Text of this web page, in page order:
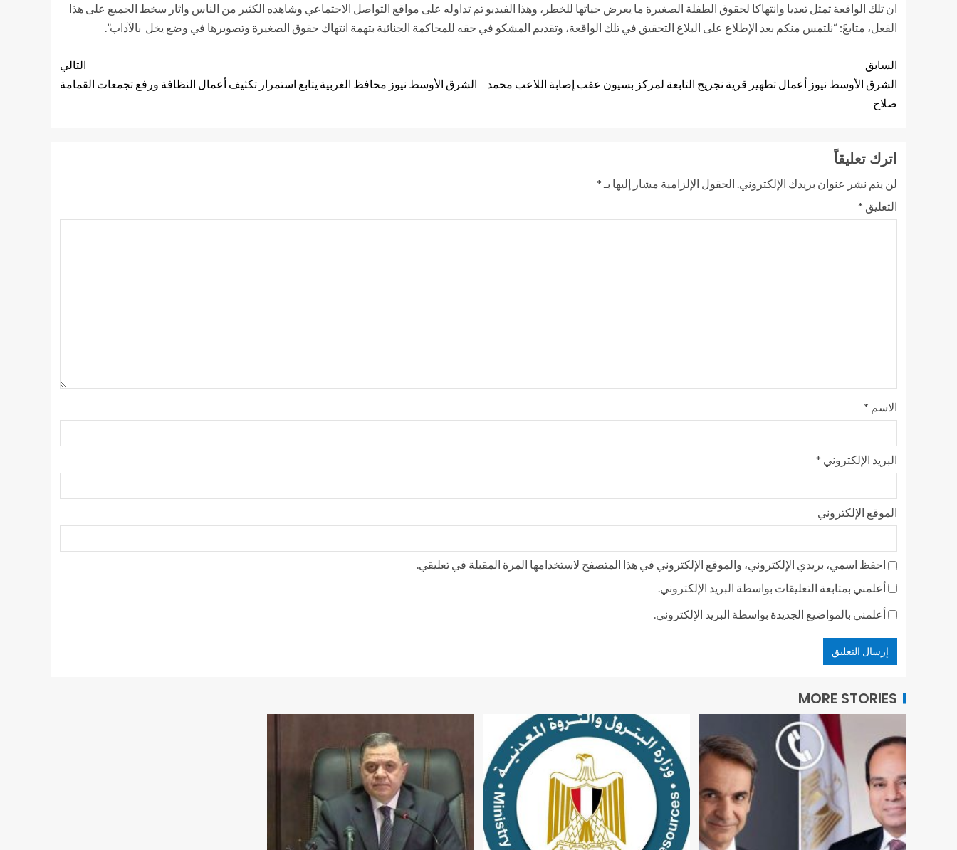
ان تلك الواقعة تمثل تعديا وانتهاكا لحقوق الطفلة الصغيرة ما يعرض حياتها للخطر، وهذا الفيديو تم تداوله على مواقع التواصل الاجتماعي وشاهده الكثير من الناس واثار سخط الجميع على هذا
الفعل، متابعً: “نلتمس منكم بعد الإطلاع على البلاغ التحقيق في تلك الواقعة، وتقديم المشكو في حقه للمحاكمة الجنائية بتهمة انتهاك حقوق الصغيرة وتصويرها في وضع يخل بالآداب”.
السابق
الشرق الأوسط نيوز أعمال تطهير قرية نجريج التابعة لمركز بسيون عقب إصابة اللاعب محمد
صلاح
التالي
الشرق الأوسط نيوز محافظ الغربية يتابع استمرار تكثيف أعمال النظافة ورفع تجمعات القمامة
اترك تعليقاً
لن يتم نشر عنوان بريدك الإلكتروني. الحقول الإلزامية مشار إليها بـ *
التعليق *
الاسم *
البريد الإلكتروني *
الموقع الإلكتروني
احفظ اسمي، بريدي الإلكتروني، والموقع الإلكتروني في هذا المتصفح لاستخدامها المرة المقبلة في تعليقي.
أعلمني بمتابعة التعليقات بواسطة البريد الإلكتروني.
أعلمني بالمواضيع الجديدة بواسطة البريد الإلكتروني.
MORE STORIES